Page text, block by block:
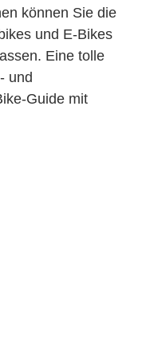
können Sie die
und E-Bikes
Eine tolle
und
Guide mit